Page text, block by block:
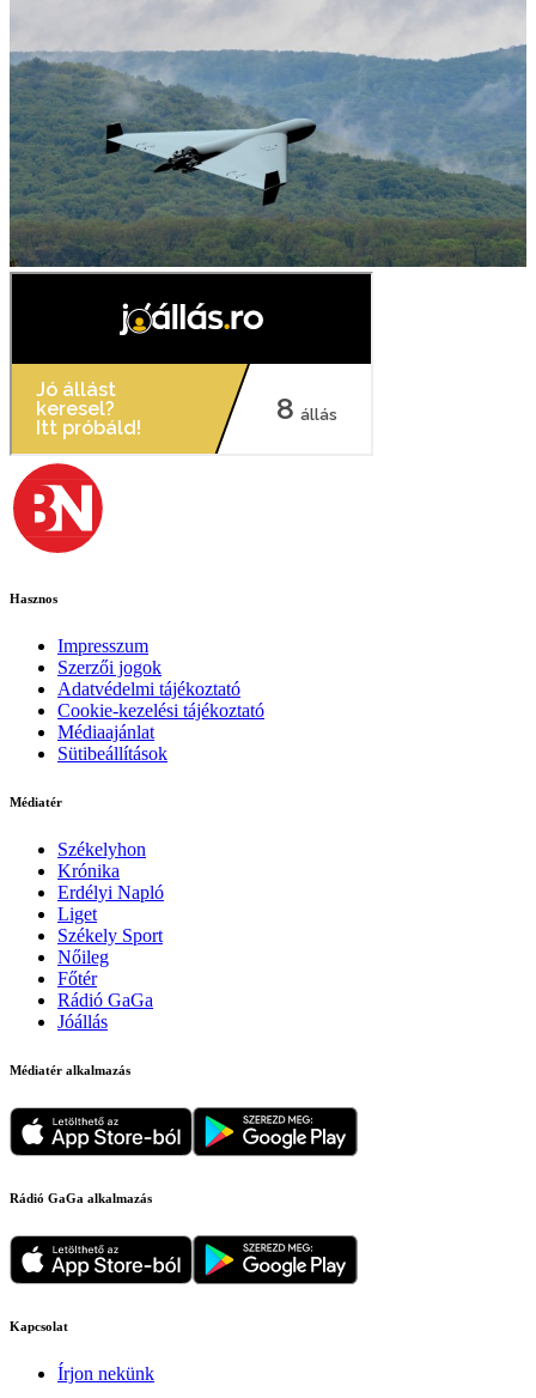
Hasznos
Impresszum
Szerzői jogok
Adatvédelmi tájékoztató
Cookie-kezelési tájékoztató
Médiaajánlat
Sütibeállítások
Médiatér
Székelyhon
Krónika
Erdélyi Napló
Liget
Székely Sport
Nőileg
Főtér
Rádió GaGa
Jóállás
Médiatér alkalmazás
Rádió GaGa alkalmazás
Kapcsolat
Írjon nekünk